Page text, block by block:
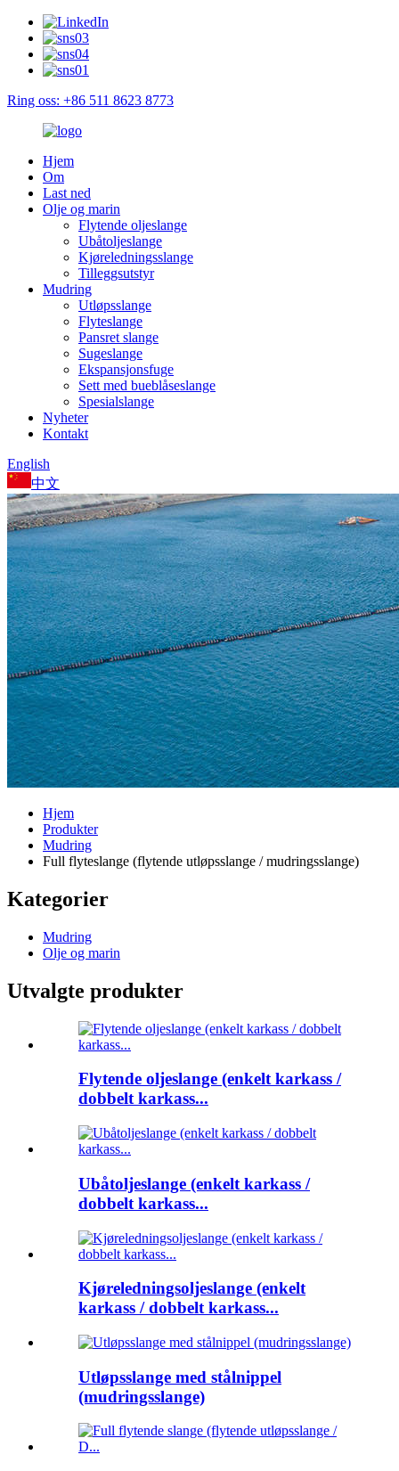
Ring oss: +86 511 8623 8773
Hjem
Om
Last ned
Olje og marin
Flytende oljeslange
Ubåtoljeslange
Kjøreledningsslange
Tilleggsutstyr
Mudring
Utløpsslange
Flyteslange
Pansret slange
Sugeslange
Ekspansjonsfuge
Sett med bueblåseslange
Spesialslange
Nyheter
Kontakt
English
中文
Hjem
Produkter
Mudring
Full flyteslange (flytende utløpsslange / mudringsslange)
Kategorier
Mudring
Olje og marin
Utvalgte produkter
Flytende oljeslange (enkelt karkass /
dobbelt karkass...
Ubåtoljeslange (enkelt karkass /
dobbelt karkass...
Kjøreledningsoljeslange (enkelt
karkass / dobbelt karkass...
Utløpsslange med stålnippel
(mudringsslange)